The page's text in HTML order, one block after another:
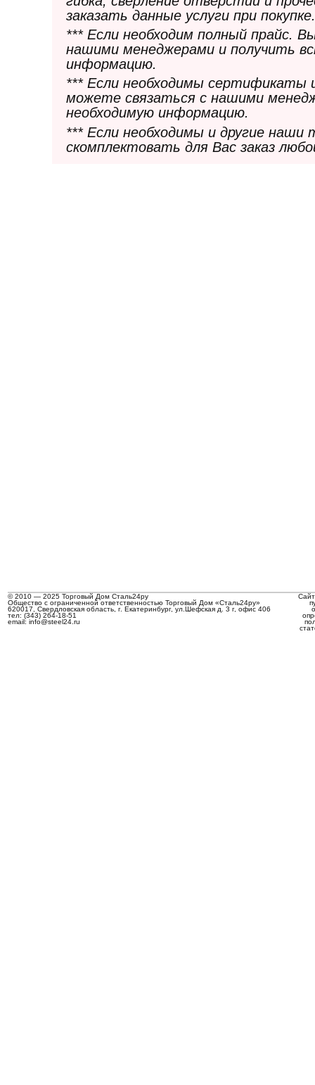
заказать данные услуги при покупке.
*** Если необходим полный прайс.
нашими менеджерами и получить
информацию.
*** Если необходимы сертификаты
можете связаться с нашими
необходимую информацию.
*** Если необходимы и другие
скомплектовать для Вас заказ
© 2010 — 2025 Торговый Дом Сталь24ру
Общество с ограниченной ответственностью Торговый Дом «Сталь24ру»
620017, Свердловская область, г. Екатеринбург, ул.Шефская д. 3 г, офис 406
тел: (343) 264-18-51
email: info@steel24.ru